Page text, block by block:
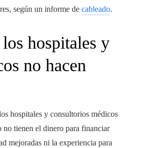
según un informe de cableado.
hospitales y
no hacen
hospitales y consultorios médicos
no tienen el dinero para financiar
mejoradas ni la experiencia para